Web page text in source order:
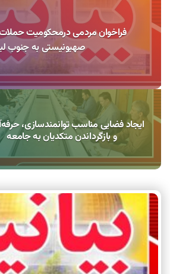
فراخوان مردمی درمحکومیت
صهیونیستی به جنوب
ایجاد فضایی مناسب توانمندسازی،
و بازگرداندن متکدیان به جامعه